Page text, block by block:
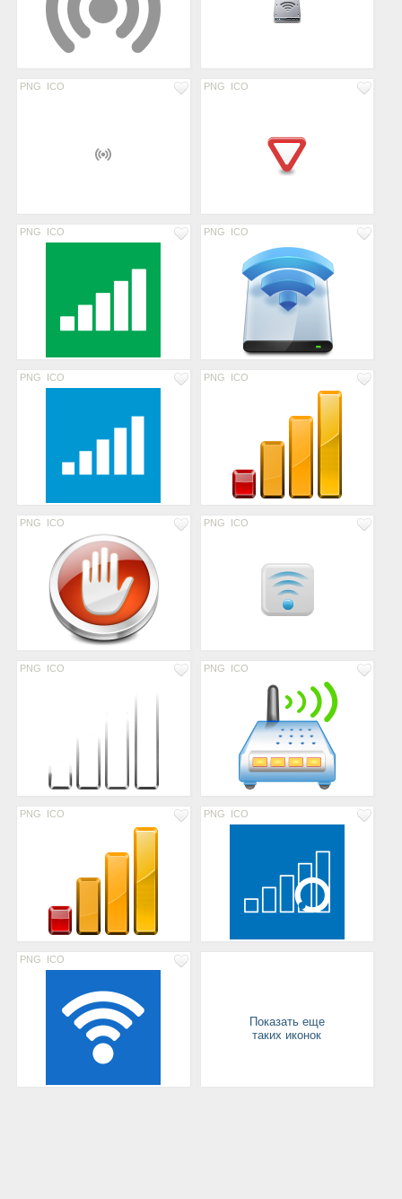
PNG ICO PNG ICO
PNG ICO PNG ICO
PNG ICO PNG ICO
PNG ICO PNG ICO
PNG ICO PNG ICO
PNG ICO PNG ICO
PNG ICO
Показать еще
таких иконок